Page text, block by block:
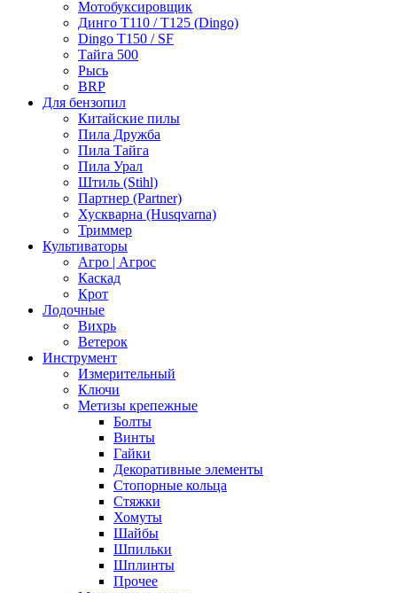
Мотобуксировщик
Динго T110 / T125 (Dingo)
Dingo T150 / SF
Тайга 500
Рысь
BRP
Для бензопил
Китайские пилы
Пила Дружба
Пила Тайга
Пила Урал
Штиль (Stihl)
Партнер (Partner)
Хускварна (Husqvarna)
Триммер
Культиваторы
Агро | Агрос
Каскад
Крот
Лодочные
Вихрь
Ветерок
Инструмент
Измерительный
Ключи
Метизы крепежные
Болты
Винты
Гайки
Декоративные элементы
Стопорные кольца
Стяжки
Хомуты
Шайбы
Шпильки
Шплинты
Прочее